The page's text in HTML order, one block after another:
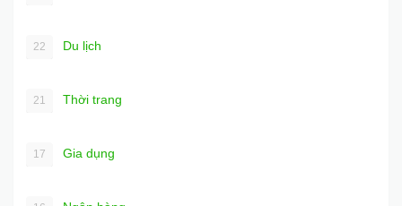
22 Du lịch
21 Thời trang
17 Gia dụng